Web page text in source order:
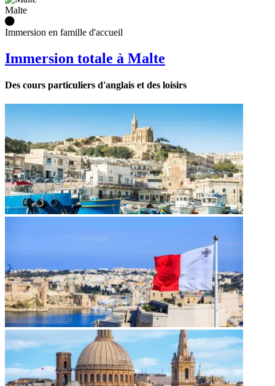
Malte
Immersion en famille d'accueil
Immersion totale à Malte
Des cours particuliers d'anglais et des loisirs